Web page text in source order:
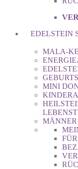
EDELSTEIN
MALA-
MINI